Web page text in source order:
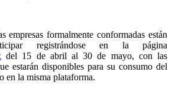
empresas formalmente conformadas están
registrándose en la página
del 15 de abril al 30 de mayo, con las
estarán disponibles para su consumo del
en la misma plataforma.